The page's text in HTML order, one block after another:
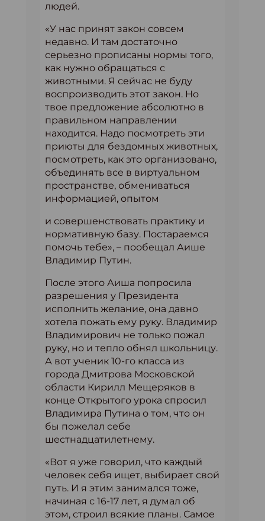
людей.
«У нас принят закон совсем
недавно. И там достаточно
серьезно прописаны нормы того,
как нужно обращаться с
животными. Я сейчас не буду
воспроизводить этот закон. Но
твое предложение абсолютно в
правильном направлении
находится. Надо посмотреть эти
приюты для бездомных животных,
посмотреть, как это организовано,
объединять все в виртуальном
пространстве, обмениваться
информацией, опытом
и совершенствовать практику и
нормативную базу. Постараемся
помочь тебе», – пообещал Аише
Владимир Путин.
После этого Аиша попросила
разрешения у Президента
исполнить желание, она давно
хотела пожать ему руку. Владимир
Владимирович не только пожал
руку, но и тепло обнял школьницу.
А вот ученик 10-го класса из
города Дмитрова Московской
области Кирилл Мещеряков в
конце Открытого урока спросил
Владимира Путина о том, что он
бы пожелал себе
шестнадцатилетнему.
«Вот я уже говорил, что каждый
человек себя ищет, выбирает свой
путь. И я этим занимался тоже,
начиная с 16-17 лет, я думал об
этом, строил всякие планы. Самое